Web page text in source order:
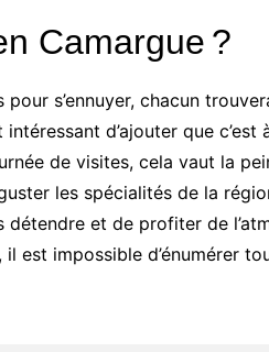
Camargue ?
pour s’ennuyer, chacun
d’ajouter que
de visites, cela vaut la
les spécialités de la
et de profiter de
il est impossible d’énumérer